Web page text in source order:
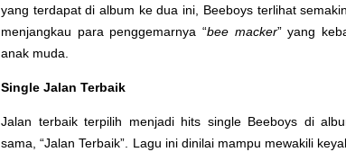
yang terdapat di album ke dua ini, Beeboys terlihat
menjangkau para penggemarnya “bee macker” yang
anak muda.
Single Jalan Terbaik
Jalan terbaikterpilih menjadi hits single Beeboys di
sama, “Jalan Terbaik”. Lagu ini dinilai mampu mewakili